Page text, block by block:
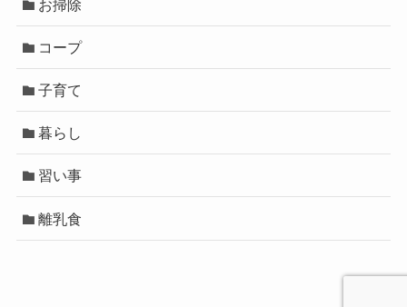
お掃除
コープ
子育て
暮らし
習い事
離乳食